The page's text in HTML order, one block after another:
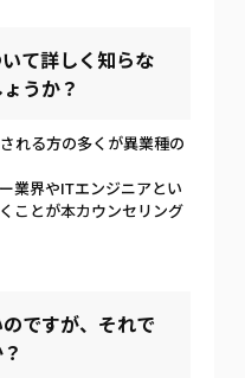
て詳しく知らな
うか？
れる方の多くが異業種の
業界やITエンジニアとい
ことが本カウンセリング
ですが、それで